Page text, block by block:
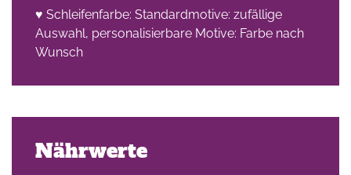
♥ Schleifenfarbe: Standardmotive: zufällige
Auswahl, personalisierbare Motive: Farbe nach
Wunsch
Nährwerte